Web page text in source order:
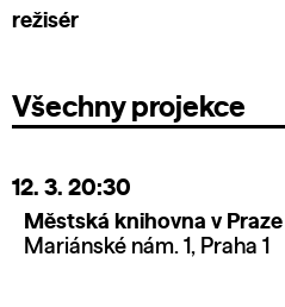
režisér
Všechny projekce
12. 3. 20:30
Městská knihovna v Praze
Mariánské nám. 1, Praha 1